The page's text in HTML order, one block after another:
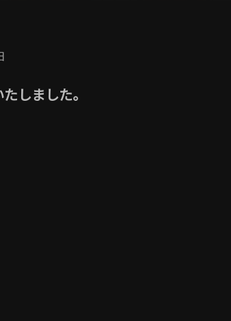
しました。